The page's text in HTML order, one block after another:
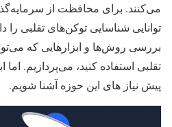
می‌کنند. برای محافظت از
توانایی شناسایی توکن‌های تقلبی را
بررسی روش‌ها و ابزارهایی که
تقلبی استفاده کنید، می‌پردازیم. اما
پیش نیاز های این حوزه آشنا شویم.